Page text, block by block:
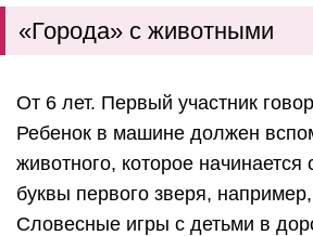
«Города» с животными
От 6 лет. Первый участник
Ребенок в машине должен
животного, которое начинается
буквы первого зверя,
Словесные игры с детьми в